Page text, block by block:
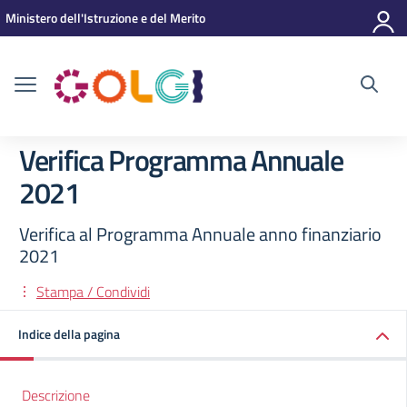
Vai ai contenuti
Vai al menu di navigazione
Vai al footer
Ministero dell'Istruzione e del Merito
Verifica Programma Annuale
2021
Verifica al Programma Annuale anno finanziario
2021
Stampa / Condividi
Indice della pagina
Descrizione